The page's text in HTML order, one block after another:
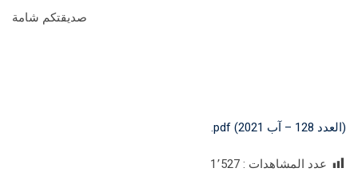
صديقتكم شامة
(العدد 128 – آب 2021) pdf.
عدد المشاهدات : 1٬527